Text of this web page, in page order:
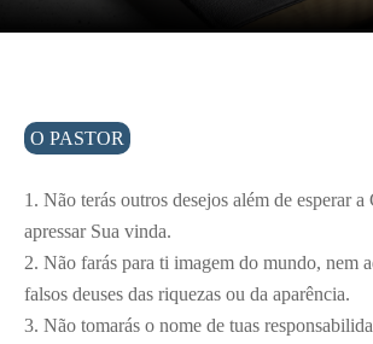
O PASTOR
1. Não terás outros desejos além de esperar a
apressar Sua vinda.
2. Não farás para ti imagem do mundo, nem
falsos deuses das riquezas ou da aparência.
3. Não tomarás o nome de tuas